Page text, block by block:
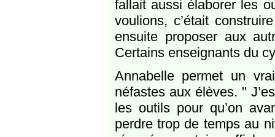
fallait aussi élaborer les
voulions, c’était
ensuite proposer aux
Certains enseignants du
Annabelle permet un
néfastes aux élèves. "
les outils pour qu’on
perdre trop de temps au